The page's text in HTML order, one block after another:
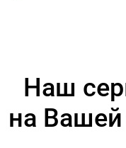
Наш
на